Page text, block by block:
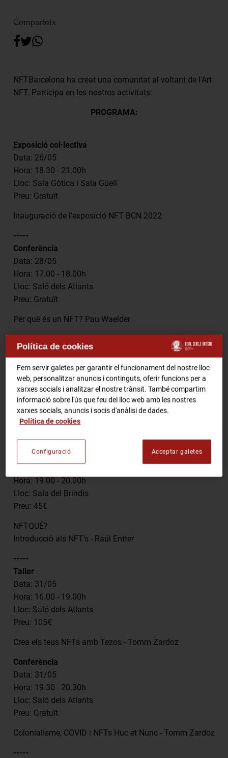
RCA Radio
RCA TV
Entrades Esdeveniments
CA ES
Comparteix
NFTBarcelona ha creat una comunitat al voltant de l'Art
NFT. Participa en les nostres activitats:
PROGRAMA:
Exposició col·lectiva
Data: 26/05
Hora: 18.30 - 21.00h
Lloc: Sala Gòtica i Sala Güell
Preu: Gratuït
Inauguració de l'exposició NFT BCN 2022
-----
Conferència
Data: 28/05
Hora: 17.00 - 18.00h
Lloc: Saló dels Atlants
Preu: Gratuït
Per què és un NFT? Pau Waelder
Data: 28/05
Hora: 18.30 - 20.00h
Lloc: Saló dels Atlants
Preu: Gratuït
El boom dels NFT. Llums i ombres.
Convidats: Tomm Zardoz, Pau Waelder, Solimán López.
-----
Taller
Hora: 19.00 - 20.00h
Lloc: Sala del Brindis
Preu: 45€
NFTQUÉ?
Introducció als NFT's - Raúl Entter
-----
Taller
Data: 31/05
Hora: 16.00 - 19.00h
Lloc: Saló dels Atlants
Preu: 105€
Crea els teus NFTs amb Tezos - Tomm Zardoz
Conferència
Data: 31/05
Hora: 19.30 - 20.30h
Lloc: Saló dels Atlants
Preu: Gratuït
Colonialisme, COVID i NFTs Huc et Nunc - Tomm Zardoz
-----
Política de cookies
Fem servir galetes per garantir el funcionament del nostre lloc
web, personalitzar anuncis i continguts, oferir funcions per a
xarxes socials i analitzar el nostre trànsit. També compartim
informació sobre l'ús que feu del lloc web amb les nostres
xarxes socials, anuncis i socis d'anàlisi de dades.
Política de cookies
Acceptar galetes
Configuració